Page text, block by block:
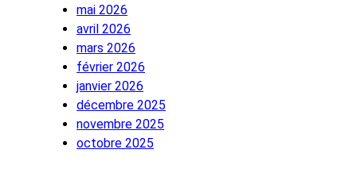
mai 2026
avril 2026
mars 2026
février 2026
janvier 2026
décembre 2025
novembre 2025
octobre 2025